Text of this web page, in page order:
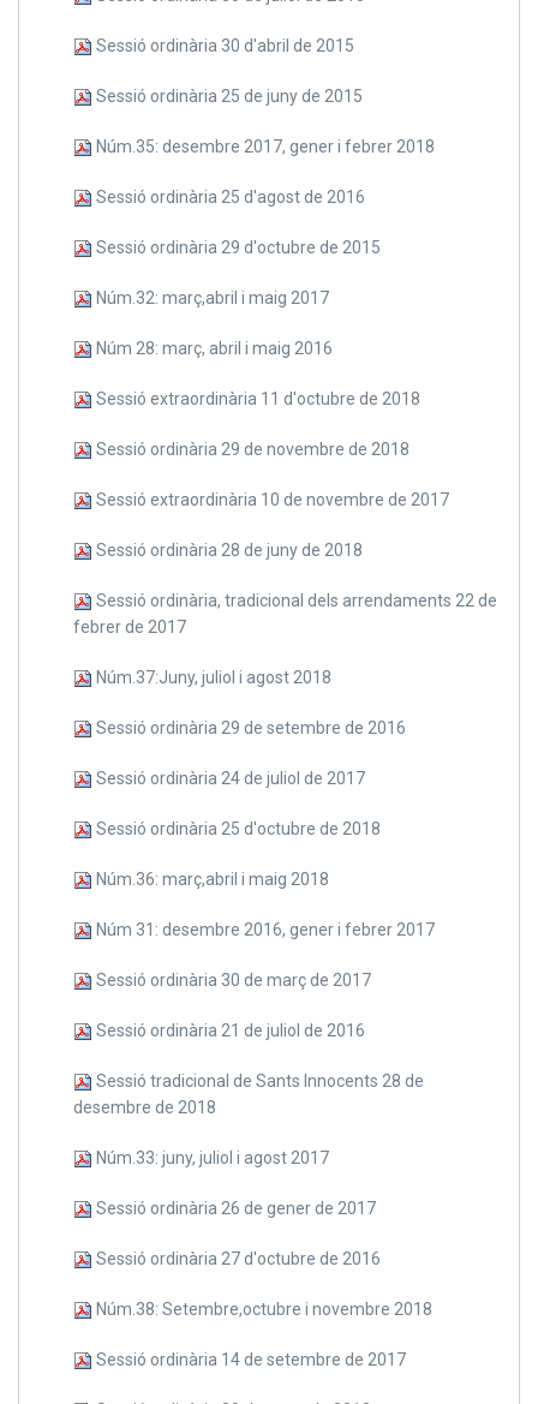
Sessió ordinària 30 d'abril de 2015
Sessió ordinària 25 de juny de 2015
Núm.35: desembre 2017, gener i febrer 2018
Sessió ordinària 25 d'agost de 2016
Sessió ordinària 29 d'octubre de 2015
Núm.32: març,abril i maig 2017
Núm 28: març, abril i maig 2016
Sessió extraordinària 11 d'octubre de 2018
Sessió ordinària 29 de novembre de 2018
Sessió extraordinària 10 de novembre de 2017
Sessió ordinària 28 de juny de 2018
Sessió ordinària, tradicional dels arrendaments 22 de
febrer de 2017
Núm.37:Juny, juliol i agost 2018
Sessió ordinària 29 de setembre de 2016
Sessió ordinària 24 de juliol de 2017
Sessió ordinària 25 d'octubre de 2018
Núm.36: març,abril i maig 2018
Núm 31: desembre 2016, gener i febrer 2017
Sessió ordinària 30 de març de 2017
Sessió ordinària 21 de juliol de 2016
Sessió tradicional de Sants Innocents 28 de
desembre de 2018
Núm.33: juny, juliol i agost 2017
Sessió ordinària 26 de gener de 2017
Sessió ordinària 27 d'octubre de 2016
Núm.38: Setembre,octubre i novembre 2018
Sessió ordinària 14 de setembre de 2017